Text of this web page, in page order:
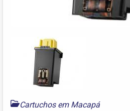
Cartuchos em Macapá